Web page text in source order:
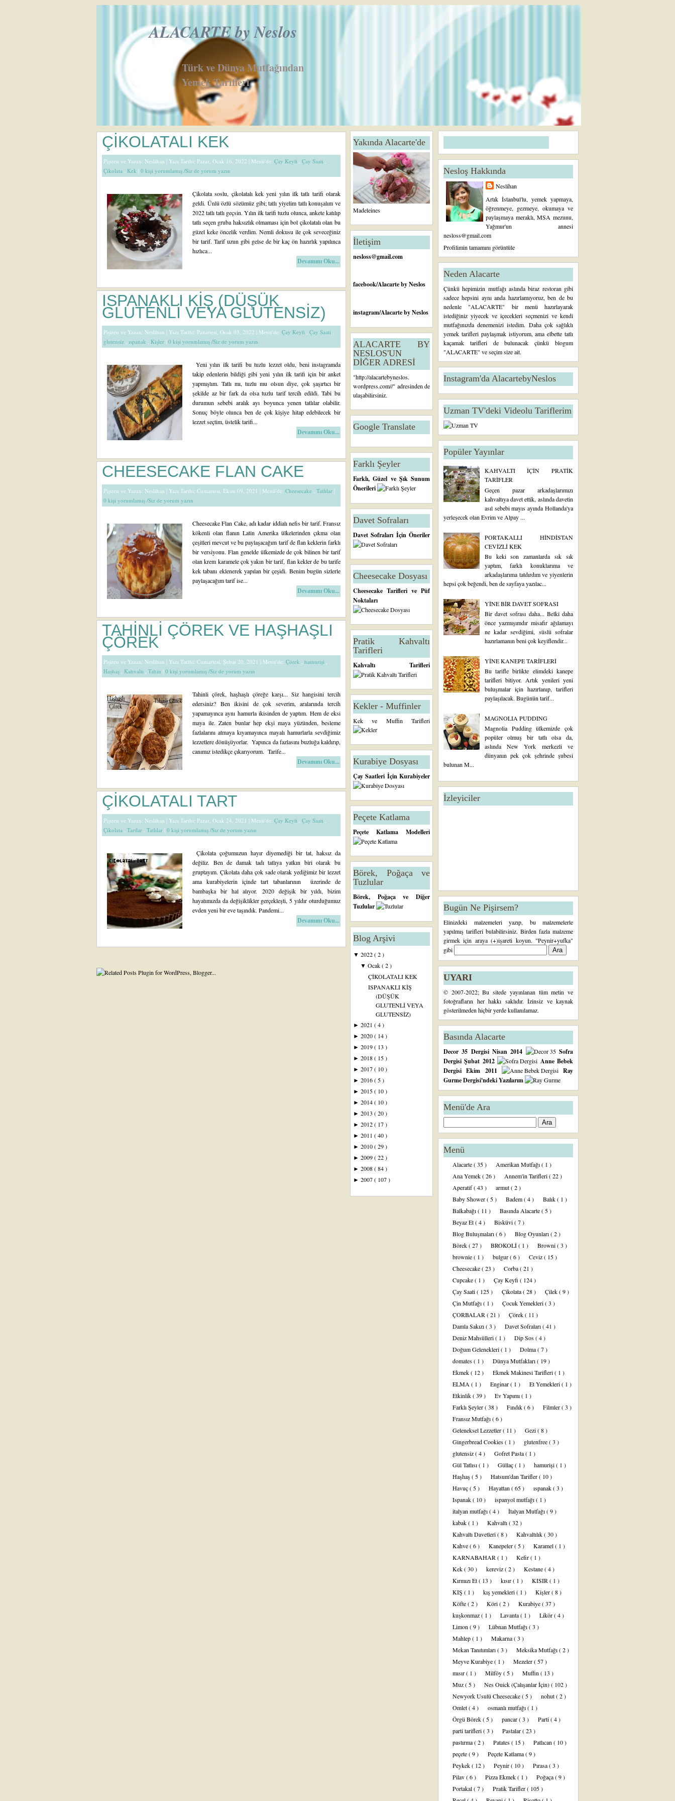
ALACARTE by Neslos
Türk ve Dünya Mutfağından
Yemek Tarifleri
ÇİKOLATALI KEK
Pişiren ve Yazan: Neslihan | Yazı Tarihi: Pazar, Ocak 16, 2022 | Menü'de: Çay Keyfi , Çay Saati ,
Çikolata , Kek | 0 kişi yorumlamış /Siz de yorum yazın
Çikolata soslu, çikolatalı kek yeni yılın ilk tatlı tarifi olarak
geldi. Ünlü özlü sözümüz gibi; tatlı yiyelim tatlı konuşalım ve
2022 tatlı tatlı geçsin. Yılın ilk tarifi tuzlu olunca, ankete katılıp
tatlı seçen gruba haksızlık olmaması için bol çikolatalı olan bu
güzel keke öncelik verdim. Nemli dokusu ile çok seveceğiniz
bir tarif. Tarif uzun gibi gelse de bir kaç ön hazırlık yapılınca
hızlıca...
Devamını Oku...
ISPANAKLI KİŞ (DÜŞÜK
GLUTENLİ VEYA GLUTENSİZ)
Pişiren ve Yazan: Neslihan | Yazı Tarihi: Pazartesi, Ocak 03, 2022 | Menü'de: Çay Keyfi , Çay Saati ,
glutensiz , ıspanak , Kişler | 0 kişi yorumlamış /Siz de yorum yazın
Yeni yılın ilk tarifi bu tuzlu lezzet oldu, beni instagramda
takip edenlerin bildiği gibi yeni yılın ilk tarifi için bir anket
yapmıştım. Tatlı mı, tuzlu mu olsun diye, çok şaşırtıcı bir
şekilde az bir fark da olsa tuzlu tarif tercih edildi. Tabi bu
durumun sebebi aralık ayı boyunca yenen tatlılar olabilir.
Sonuç böyle olunca ben de çok kişiye hitap edebilecek bir
lezzet seçtim, üstelik tarifi...
Devamını Oku...
CHEESECAKE FLAN CAKE
Pişiren ve Yazan: Neslihan | Yazı Tarihi: Cumartesi, Ekim 09, 2021 | Menü'de: Cheesecake , Tatlılar |
0 kişi yorumlamış /Siz de yorum yazın
Cheesecake Flan Cake, adı kadar iddialı nefis bir tarif. Fransız
kökenli olan flanın Latin Amerika ülkelerinden çıkma olan
çeşitleri mevcut ve bu paylaşacağım tarif de flan keklerin farklı
bir versiyonu. Flan genelde ülkemizde de çok bilinen bir tarif
olan krem karamele çok yakın bir tarif, flan kekler de bu tarife
kek tabanı eklenerek yapılan bir çeşidi. Benim bugün sizlerle
paylaşacağım tarif ise...
Devamını Oku...
TAHİNLİ ÇÖREK VE HAŞHAŞLI
ÇÖREK
Pişiren ve Yazan: Neslihan | Yazı Tarihi: Cumartesi, Şubat 20, 2021 | Menü'de: Çörek , hamurişi ,
Haşhaş , Kahvaltı , Tahin | 0 kişi yorumlamış /Siz de yorum yazın
Tahinli çörek, haşhaşlı çöreğe karşı... Siz hangisini tercih
edersiniz? Ben ikisini de çok severim, aralarında tercih
yapamayınca aynı hamurla ikisinden de yaptım. Hem de eksi
maya ile. Zaten bunlar hep ekşi maya yüzünden, besleme
fazlalarını atmaya kıyamayınca mayalı hamurlarla sevdiğimiz
lezzetlere dönüşüyorlar. Yapınca da fazlasını buzluğa kaldırıp,
canımız istedikçe çıkarıyorum. Tarife...
Devamını Oku...
ÇİKOLATALI TART
Pişiren ve Yazan: Neslihan | Yazı Tarihi: Pazar, Ocak 24, 2021 | Menü'de: Çay Keyfi , Çay Saati ,
Çikolata , Tartlar , Tatlılar | 0 kişi yorumlamış /Siz de yorum yazın
Çikolata çoğumuzun hayır diyemediği bir tat, haksız da
değiliz. Ben de damak tadı tatlıya yatkın biri olarak bu
gruptayım. Çikolata daha çok sade olarak yediğimiz bir lezzet
ama kurabiyelerin içinde tart tabanlarının üzerinde de
bambaşka bir hal alıyor. 2020 değişik bir yıldı, bizim
hayatımızda da değişiklikler gerçekleşti, 5 yıldır oturduğumuz
evden yeni bir eve taşındık. Pandemi...
Devamını Oku...
Yakında Alacarte'de
Madeleines
İletişim
nesloss@gmail.com
facebook/Alacarte by Neslos
instagram/Alacarte by Neslos
ALACARTE BY
NESLOS'UN
DİĞER ADRESİ
"http://alacartebyneslos.
wordpress.com//" adresinden de
ulaşabilirsiniz.
Google Translate
Farklı Şeyler
Farklı, Güzel ve Şık Sunum
Önerileri
Davet Sofraları
Davet Sofraları İçin Öneriler
Cheesecake Dosyası
Cheesecake Tarifleri ve Püf
Noktaları
Pratik Kahvaltı
Tarifleri
Kahvaltı Tarifleri
Kekler - Muffinler
Kek ve Muffin Tarifleri
Kurabiye Dosyası
Çay Saatleri İçin Kurabiyeler
Peçete Katlama
Peçete Katlama Modelleri
Börek, Poğaça ve
Tuzlular
Börek, Poğaça ve Diğer
Tuzlular
Blog Arşivi
▼ 2022( 2 )
▼Ocak( 2 )
ÇİKOLATALI KEK
ISPANAKLI KİŞ
(DÜŞÜK
GLUTENLİ VEYA
GLUTENSİZ)
► 2021 ( 4 )
► 2020( 14 )
► 2019( 13 )
► 2018( 15 )
► 2017( 10 )
► 2016( 5 )
► 2015( 10 )
► 2014( 10 )
► 2013 ( 20 )
► 2012( 17 )
► 2011 ( 40 )
► 2010( 29 )
► 2009( 22 )
► 2008( 84 )
► 2007( 107 )
Nesloş Hakkında
Neslihan
Artık İstanbul'lu, yemek yapmaya,
öğrenmeye, gezmeye, okumaya ve
paylaşmaya meraklı, MSA mezunu,
Yağmur'un annesi
nesloss@gmail.com
Profilimin tamamını görüntüle
Neden Alacarte
Çünkü hepimizin mutfağı aslında biraz restoran gibi
sadece hepsini aynı anda hazırlamıyoruz, ben de bu
nedenle "ALACARTE" bir menü hazırlayarak
istediğiniz yiyecek ve içecekleri seçmenizi ve kendi
mutfağınızda denemenizi istedim. Daha çok sağlıklı
yemek tarifleri paylaşmak istiyorum, ama elbette tatlı
kaçamak tarifleri de bulunacak çünkü blogum
"ALACARTE" ve seçim size ait.
Instagram'da AlacartebyNeslos
Uzman TV'deki Videolu Tariflerim
Popüler Yayınlar
KAHVALTI İÇİN PRATİK
TARİFLER
Geçen pazar arkadaşlarımızı
kahvaltıya davet ettik, aslında davetin
asıl sebebi mayıs ayında Hollanda'ya
yerleşecek olan Evrim ve Alpay ...
PORTAKALLI HİNDİSTAN
CEVİZLİ KEK
Bu keki son zamanlarda sık sık
yaptım, farklı konuklarıma ve
arkadaşlarıma tatdırdım ve yiyenlerin
hepsi çok beğendi, ben de sayfaya yazılac...
YİNE BİR DAVET SOFRASI
Bir davet sofrası daha... Belki daha
önce yazmışımdır misafir ağılamayı
ne kadar sevdiğimi, süslü sofralar
hazırlamanın beni çok keyiflendir...
YİNE KANEPE TARİFLERİ
Bu tarifle birlikte elimdeki kanepe
tarifleri bitiyor. Artık yenileri yeni
buluşmalar için hazırlanıp, tarifleri
paylaşılacak. Bugünün tarif...
MAGNOLIA PUDDING
Magnolia Pudding ülkemizde çok
popüler olmuş bir tatlı olsa da,
aslında New York merkezli ve
dünyanın pek çok şehrinde şubesi
bulunan M...
İzleyiciler
Bugün Ne Pişirsem?
Elinizdeki malzemeleri yazıp, bu malzemelerle
yapılmış tarifleri bulabilirsiniz. Birden fazla malzeme
girmek için araya (+)işareti koyun. "Peynir+yufka"
gibi
UYARI
© 2007-2022; Bu sitede yayınlanan tüm metin ve
fotoğrafların her hakkı saklıdır. İzinsiz ve kaynak
gösterilmeden hiçbir yerde kullanılamaz.
Basında Alacarte
Decor 35 Dergisi Nisan 2014
Sofra
Dergisi Şubat 2012
Anne Bebek
Dergisi Ekim 2011
Ray
Gurme Dergisi'ndeki Yazılarım
Menü'de Ara
Menü
Alacarte( 35 ) Amerikan Mutfağı( 1 )
Ana Yemek( 26 ) Annem'in Tarifleri( 22 )
Aperatif( 43 ) armut( 2 )
Baby Shower( 5 ) Badem( 4 ) Balık( 1 )
Balkabağı( 11 ) Basında Alacarte( 5 )
Beyaz Et( 4 ) Bisküvi( 7 )
Blog Buluşmaları( 6 ) Blog Oyunları( 2 )
Börek( 27 ) BROKOLİ( 1 ) Browni( 3 )
brownie( 1 ) bulgur( 6 ) Ceviz( 15 )
Cheesecake( 23 ) Corba( 21 )
Cupcake( 1 ) Çay Keyfi ( 124 )
Çay Saati( 125 ) Çikolata( 28 ) Çilek( 9 )
Çin Mutfağı( 1 ) Çocuk Yemekleri( 3 )
ÇORBALAR ( 21 ) Çörek( 11 )
Damla Sakızı( 3 ) Davet Sofraları( 41 )
Deniz Mahsülleri( 1 ) Dip Sos( 4 )
Doğum Gelenekleri( 1 ) Dolma( 7 )
domates( 1 ) Dünya Mutfakları( 19 )
Ekmek( 12 ) Ekmek Makinesi Tarifleri( 1 )
ELMA ( 1 ) Enginar( 1 ) Et Yemekleri( 1 )
Etkinlik( 39 ) Ev Yapımı( 1 )
Farklı Şeyler( 38 ) Fındık( 6 ) Filmler( 3 )
Fransız Mutfağı( 6 )
Geleneksel Lezzetler( 11 ) Gezi( 8 )
Gingerbread Cookies( 1 ) glutenfree( 3 )
glutensiz( 4 ) Gofret Pasta( 1 )
Gül Tatlısı( 1 ) Güllaç( 1 ) hamurişi( 1 )
Haşhaş( 5 ) Hatsum'dan Tarifler( 10 )
Havuç( 5 ) Hayattan ( 65 ) ıspanak( 3 )
Ispanak( 10 ) ispanyol mutfağı( 1 )
italyan mutfağı( 4 ) İtalyan Mutfağı( 9 )
kabak( 1 ) Kahvaltı( 32 )
Kahvaltı Davetleri( 8 ) Kahvaltılık( 30 )
Kahve( 6 ) Kanepeler( 5 ) Karamel( 1 )
KARNABAHAR ( 1 ) Kefir( 1 )
Kek( 30 ) kereviz( 2 ) Kestane( 4 )
Kırmızı Et( 13 ) kısır( 1 ) KISIR ( 1 )
KIŞ ( 1 ) kış yemekleri( 1 ) Kişler( 8 )
Köfte( 2 ) Köri( 2 ) Kurabiye( 37 )
kuşkonmaz( 1 ) Lavanta( 1 ) Likör( 4 )
Limon ( 9 ) Lübnan Mutfağı( 3 )
Mahlep( 1 ) Makarna( 3 )
Mekan Tanıtımları( 3 ) Meksika Mutfağı( 2 )
Meyve Kurabiye( 1 ) Mezeler( 57 )
mısır( 1 ) Milföy( 5 ) Muffin ( 13 )
Muz( 5 ) Nes Ouick (Çalışanlar İçin)( 102 )
Newyork Usulü Cheesecake( 5 ) nohut( 2 )
Omlet( 4 ) osmanlı mutfağı( 1 )
Örgü Börek( 5 ) pancar( 3 ) Parti( 4 )
parti tarifleri( 3 ) Pastalar( 23 )
pastırma( 2 ) Patates( 15 ) Patlıcan ( 10 )
peçete( 9 ) Peçete Katlama( 9 )
Peykek( 12 ) Peynir( 10 ) Pırasa( 3 )
Pilav( 6 ) Pizza Ekmek( 1 ) Poğaça( 9 )
Portakal( 7 ) Pratik Tarifler( 105 )